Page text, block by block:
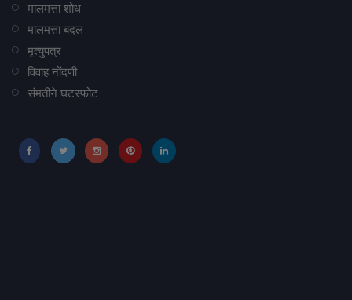
मालमत्ता शोध
मालमत्ता बदल
मृत्युपत्र
विवाह नोंदणी
संमतीने घटस्फोट